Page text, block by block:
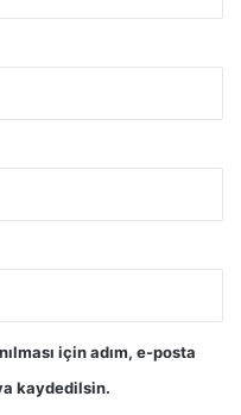
için adım, e-posta
kaydedilsin.